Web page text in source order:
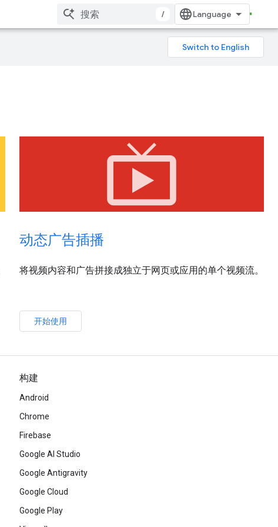
/
live_tv
动态广告插播
将视频内容和广告拼接成独立于网页或应用的单个视频流。
开始使用
构建
Android
Chrome
Firebase
Google AI Studio
Google Antigravity
Google Cloud
Google Play